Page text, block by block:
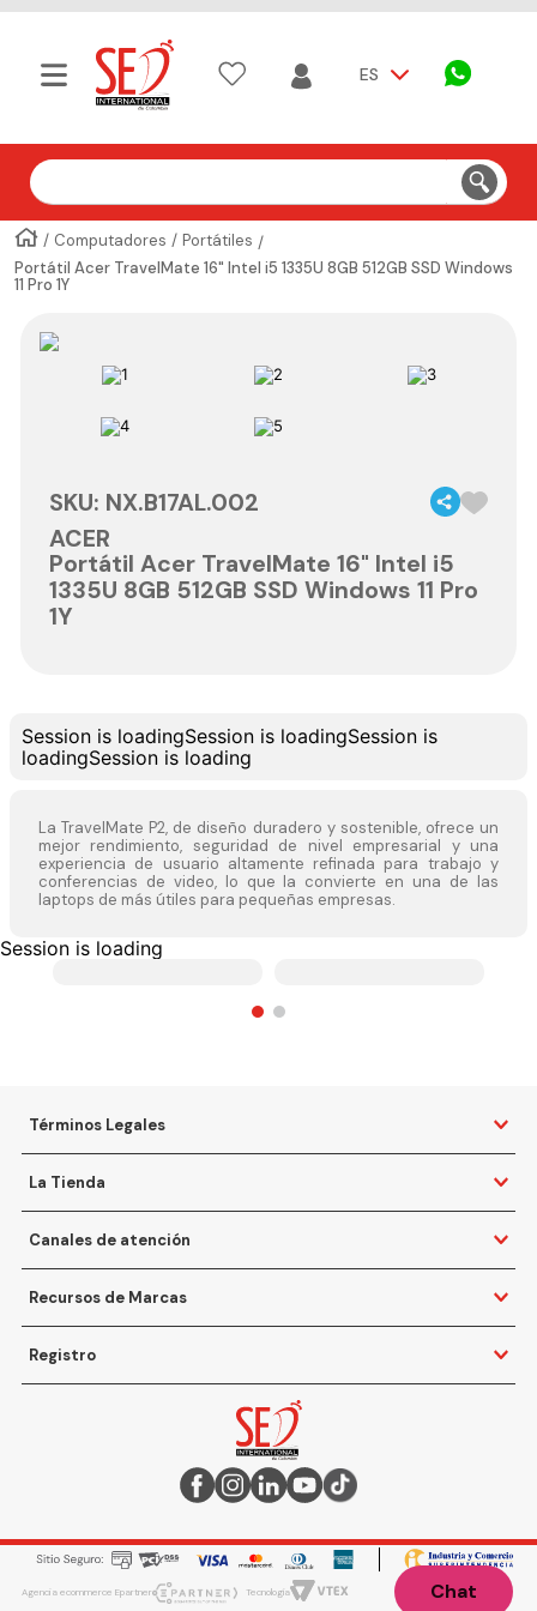
ES
Chat
Buscar
Computadores
Portátiles
Portátil Acer TravelMate 16" Intel i5 1335U 8GB 512GB SSD Windows
11 Pro 1Y
SKU: NX.B17AL.002
ACER
Portátil Acer TravelMate 16" Intel i5
1335U 8GB 512GB SSD Windows 11 Pro
1Y
Session is loadingSession is loadingSession is
loadingSession is loading
La TravelMate P2, de diseño duradero y sostenible, ofrece un
mejor rendimiento, seguridad de nivel empresarial y una
experiencia de usuario altamente refinada para trabajo y
conferencias de video, lo que la convierte en una de las
laptops de más útiles para pequeñas empresas.
Session is loading
Términos Legales
La Tienda
Canales de atención
Recursos de Marcas
Registro
Agencia ecommerce Epartner Tecnología